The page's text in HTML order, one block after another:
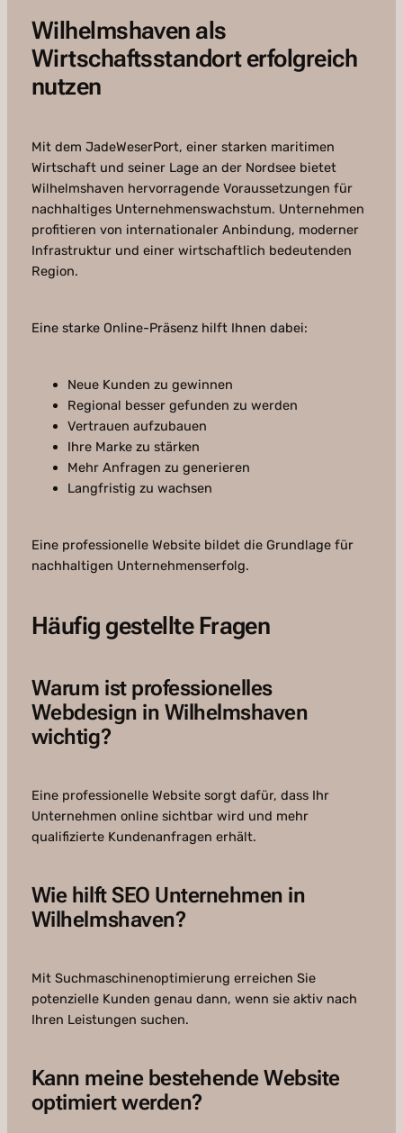
Wilhelmshaven als
Wirtschaftsstandort erfolgreich
nutzen
Mit dem JadeWeserPort, einer starken maritimen
Wirtschaft und seiner Lage an der Nordsee bietet
Wilhelmshaven hervorragende Voraussetzungen für
nachhaltiges Unternehmenswachstum. Unternehmen
profitieren von internationaler Anbindung, moderner
Infrastruktur und einer wirtschaftlich bedeutenden
Region.
Eine starke Online-Präsenz hilft Ihnen dabei:
Neue Kunden zu gewinnen
Regional besser gefunden zu werden
Vertrauen aufzubauen
Ihre Marke zu stärken
Mehr Anfragen zu generieren
Langfristig zu wachsen
Eine professionelle Website bildet die Grundlage für
nachhaltigen Unternehmenserfolg.
Häufig gestellte Fragen
Warum ist professionelles
Webdesign in Wilhelmshaven
wichtig?
Eine professionelle Website sorgt dafür, dass Ihr
Unternehmen online sichtbar wird und mehr
qualifizierte Kundenanfragen erhält.
Wie hilft SEO Unternehmen in
Wilhelmshaven?
Mit Suchmaschinenoptimierung erreichen Sie
potenzielle Kunden genau dann, wenn sie aktiv nach
Ihren Leistungen suchen.
Kann meine bestehende Website
optimiert werden?